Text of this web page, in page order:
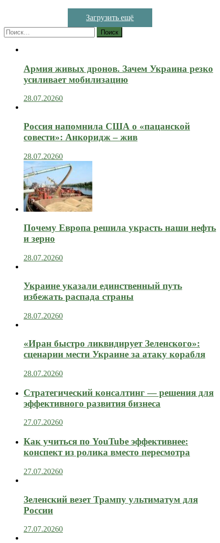
Загрузить ещё
Найти:
Армия живых дронов. Зачем Украина резко
усиливает мобилизацию
28.07.20260
Россия напомнила США о «пацанской
совести»: Анкоридж – жив
28.07.20260
Почему Европа решила украсть наши нефть
и зерно
28.07.20260
Украине указали единственный путь
избежать распада страны
28.07.20260
«Иран быстро ликвидирует Зеленского»:
сценарии мести Украине за атаку корабля
28.07.20260
Стратегический консалтинг — решения для
эффективного развития бизнеса
27.07.20260
Как учиться по YouTube эффективнее:
конспект из ролика вместо пересмотра
27.07.20260
Зеленский везет Трампу ультиматум для
России
27.07.20260